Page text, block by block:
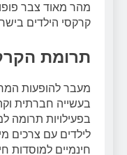
מהר מאוד צבר
קרקסי הילדים
תרומת
מעבר להופעות
בעשייה חברתית
בפעילויות תרומה
לילדים עם צרכים
חינמיים למוסדות